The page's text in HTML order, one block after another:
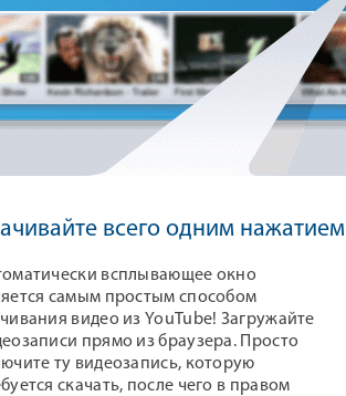
всего одним нажатием
всплывающее окно
самым простым способом
видео из YouTube! Загружайте
прямо из браузера. Просто
ту видеозапись, которую
скачать, после чего в правом